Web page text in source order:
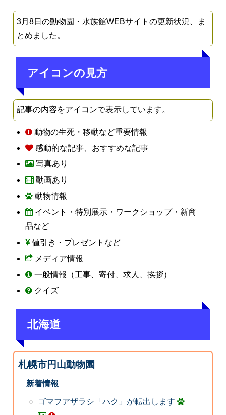
3月8日の動物園・水族館WEBサイトの更新状況、ま
とめました。
アイコンの見方
記事の内容をアイコンで表示しています。
動物の生死・移動など重要情報
感動的な記事、おすすめな記事
写真あり
動画あり
動物情報
イベント・特別展示・ワークショップ・新商
品など
値引き・プレゼントなど
メディア情報
一般情報（工事、寄付、求人、挨拶）
クイズ
北海道
札幌市円山動物園
新着情報
ゴマフアザラシ「ハク」が転出します